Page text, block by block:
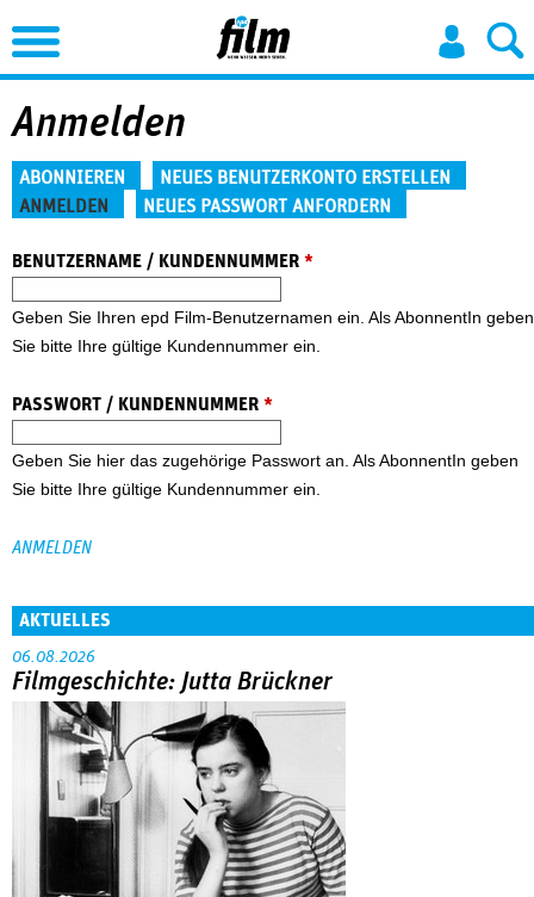
Jump to Navigation
Anmelden
Haupt-Reiter
ABONNIEREN
NEUES BENUTZERKONTO ERSTELLEN
ANMELDEN
NEUES PASSWORT ANFORDERN
BENUTZERNAME / KUNDENNUMMER *
Geben Sie Ihren epd Film-Benutzernamen ein. Als AbonnentIn geben
Sie bitte Ihre gültige Kundennummer ein.
PASSWORT / KUNDENNUMMER *
Geben Sie hier das zugehörige Passwort an. Als AbonnentIn geben
Sie bitte Ihre gültige Kundennummer ein.
AKTUELLES
06.08.2026
Filmgeschichte: Jutta Brückner